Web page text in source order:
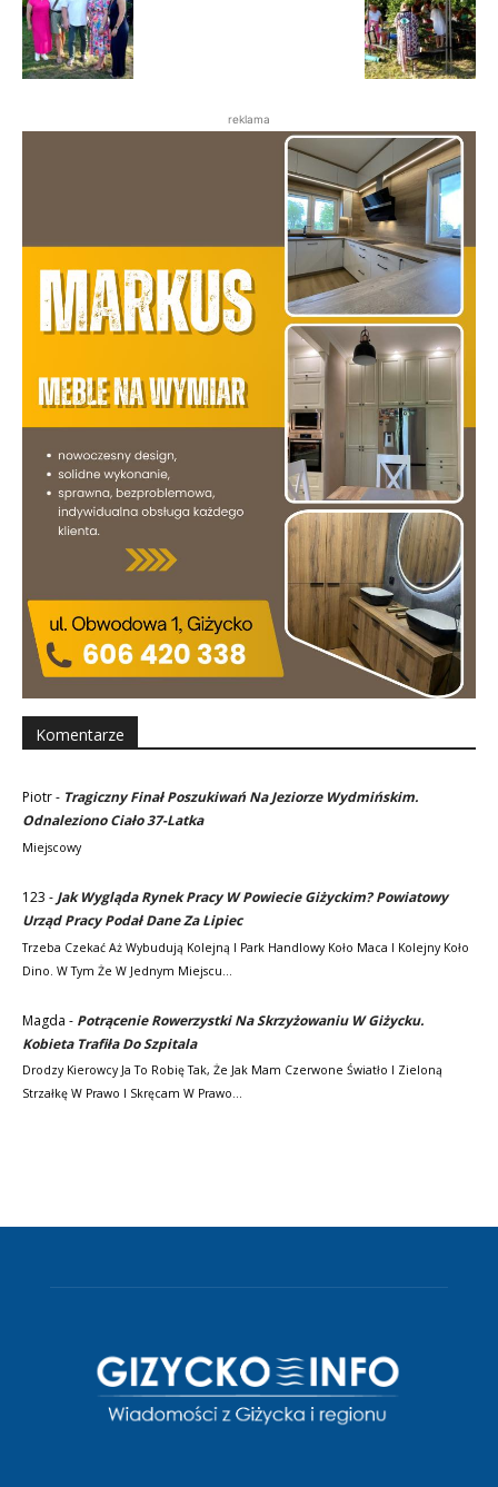
reklama
Komentarze
Piotr- Tragiczny Finał Poszukiwań Na Jeziorze Wydmińskim.
Odnaleziono Ciało 37-Latka
Miejscowy
123 - Jak Wygląda Rynek Pracy W Powiecie Giżyckim? Powiatowy
Urząd Pracy Podał Dane Za Lipiec
Trzeba Czekać Aż Wybudują Kolejną I Park Handlowy Koło Maca I Kolejny Koło
Dino. W Tym Że W Jednym Miejscu…
Magda - Potrącenie Rowerzystki Na Skrzyżowaniu W Giżycku.
Kobieta Trafiła Do Szpitala
Drodzy Kierowcy Ja To Robię Tak, Że Jak Mam Czerwone Światło I Zieloną
Strzałkę W Prawo I Skręcam W Prawo…